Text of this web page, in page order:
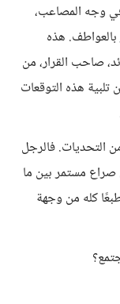
وجه المصاعب،
بالعواطف. هذه
صاحب القرار، من
هذه التوقعات
التحديات. فالرجل
مستمر بين ما
كله من وجهة